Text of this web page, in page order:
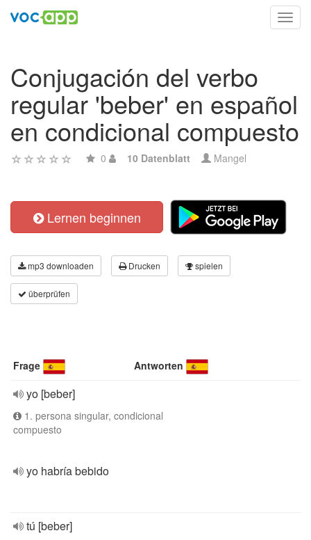
Conjugación del verbo
regular 'beber' en español
en condicional compuesto
0 10 Datenblatt Mangel
Lernen beginnen
mp3 downloaden Drucken spielen
überprüfen
Frage Antworten
yo [beber]
1. persona singular, condicional
compuesto
yo habría bebido
tú [beber]